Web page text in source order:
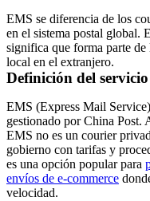
EMS se diferencia de los
en el sistema postal global.
significa que forma parte
local en el extranjero.
Definición del servicio
EMS (Express Mail
gestionado por China Post.
EMS no es un courier
gobierno con tarifas y
es una opción popular para
envíos de e-commerce
velocidad.